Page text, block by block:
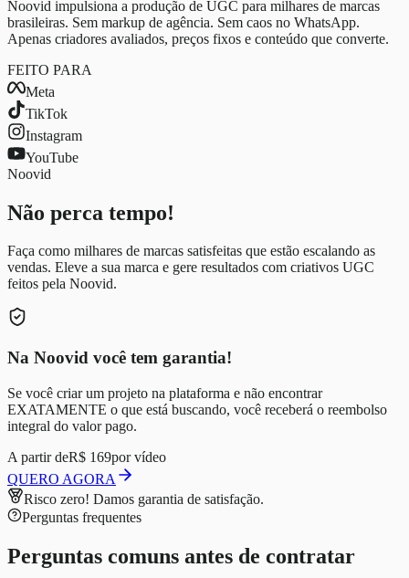
Noovid impulsiona a produção de UGC para milhares de marcas
brasileiras. Sem markup de agência. Sem caos no WhatsApp.
Apenas criadores avaliados, preços fixos e conteúdo que converte.
FEITO PARA
Meta
TikTok
Instagram
YouTube
Noovid
Não perca tempo!
Faça como milhares de marcas satisfeitas que estão escalando as
vendas. Eleve a sua marca e gere resultados com criativos UGC
feitos pela Noovid.
Na Noovid você tem garantia!
Se você criar um projeto na plataforma e não encontrar
EXATAMENTE o que está buscando, você receberá o reembolso
integral do valor pago.
A partir deR$ 169por vídeo
QUERO AGORA
Risco zero! Damos garantia de satisfação.
Perguntas frequentes
Perguntas comuns antes de contratar